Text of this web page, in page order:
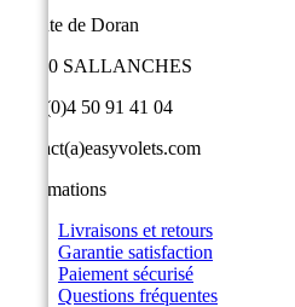
9 route de Doran
74700 SALLANCHES
+33 (0)4 50 91 41 04
contact(a)easyvolets.com
Informations
Livraisons et retours
Garantie satisfaction
Paiement sécurisé
Questions fréquentes